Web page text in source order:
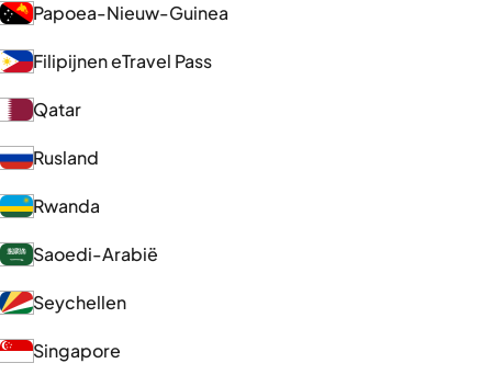
Papoea-Nieuw-Guinea
Filipijnen eTravel Pass
Qatar
Rusland
Rwanda
Saoedi-Arabië
Seychellen
Singapore